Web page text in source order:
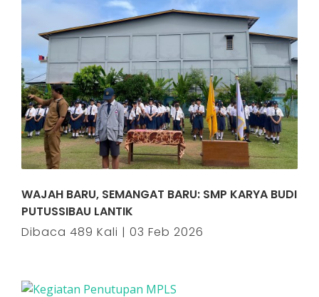
WAJAH BARU, SEMANGAT BARU: SMP KARYA BUDI
PUTUSSIBAU LANTIK
Dibaca 489 Kali | 03 Feb 2026